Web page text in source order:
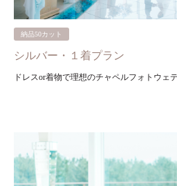
納品50カット
シルバー・１着プラン
ドレスor着物で理想のチャペルフォトウェ